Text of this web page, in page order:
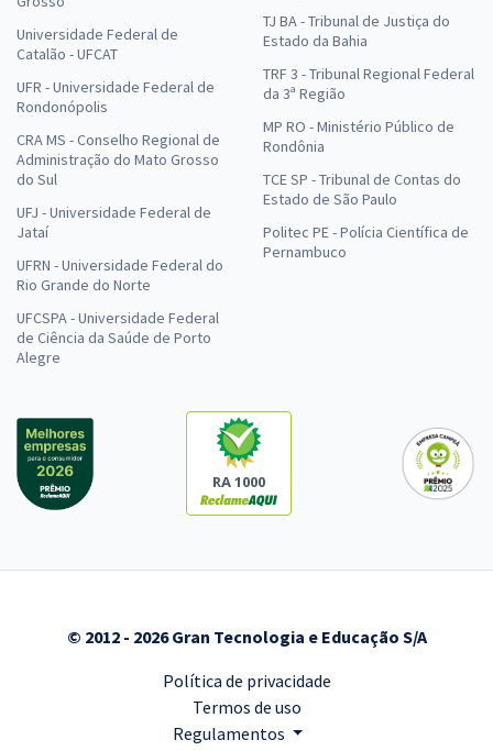
Universidade Federal de
Catalão - UFCAT
UFR - Universidade Federal de
Rondonópolis
CRA MS - Conselho Regional de
Administração do Mato Grosso
do Sul
UFJ - Universidade Federal de
Jataí
UFRN - Universidade Federal do
Rio Grande do Norte
UFCSPA - Universidade Federal
de Ciência da Saúde de Porto
Alegre
TJ BA - Tribunal de Justiça do
Estado da Bahia
TRF 3 - Tribunal Regional Federal
da 3ª Região
MP RO - Ministério Público de
Rondônia
TCE SP - Tribunal de Contas do
Estado de São Paulo
Politec PE - Polícia Científica de
Pernambuco
RA 1000
© 2012 - 2026 Gran Tecnologia e Educação S/A
Política de privacidade
Termos de uso
Regulamentos